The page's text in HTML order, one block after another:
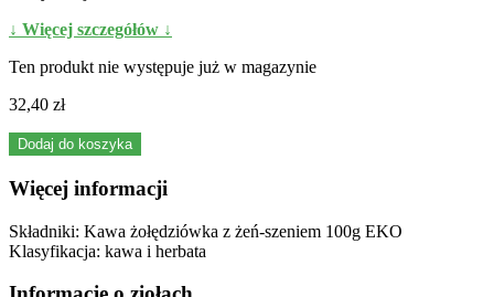
↓ Więcej szczegółów ↓
Ten produkt nie występuje już w magazynie
32,40 zł
Dodaj do koszyka
Więcej informacji
Składniki: Kawa żołędziówka z żeń-szeniem 100g EKO
Klasyfikacja: kawa i herbata